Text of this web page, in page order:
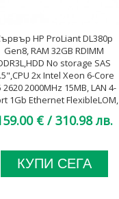
HP ProLiant DL380p
Gen8, RAM 32GB RDIMM
No storage SAS
2x Intel Xeon 6-Core
2620 2000MHz 15MB, LAN 4-
1Gb Ethernet FlexibleLOM,
€ / 310.98 лв.
КУПИ СЕГА